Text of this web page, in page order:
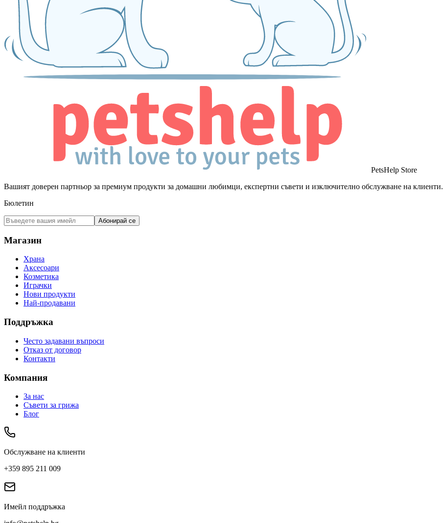
PetsHelp Store
Вашият доверен партньор за премиум продукти за домашни любимци, експертни съвети и изключително обслужване на клиенти.
Бюлетин
Абонирай се
Магазин
Храна
Аксесоари
Козметика
Играчки
Нови продукти
Най-продавани
Поддръжка
Често задавани въпроси
Отказ от договор
Контакти
Компания
За нас
Съвети за грижа
Блог
Обслужване на клиенти
+359 895 211 009
Имейл поддръжка